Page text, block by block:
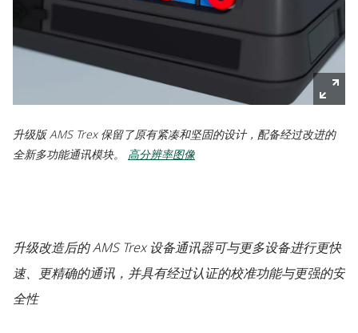
升级版 AMS Trex 保留了原有紧凑和坚固的设计，配备经过改进的
全新多功能通讯模块。 高分辨率图像
升级改造后的 AMS Trex 设备通讯器可与更多设备进行更快
速、更精确的通讯，并具有经过认证的校准功能与更强的安
全性